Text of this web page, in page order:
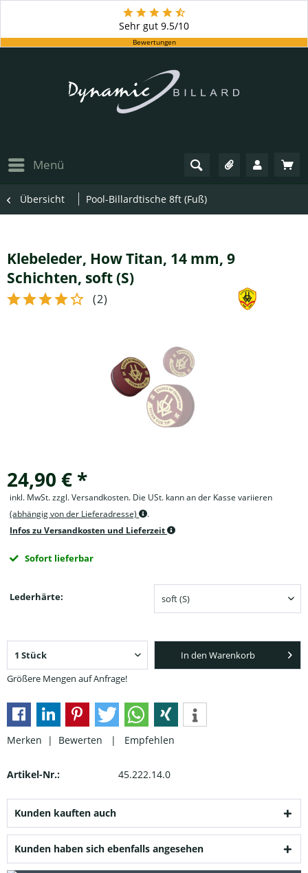
Sehr gut 9.5/10
Bewertungen
Menü
Übersicht Pool-Billardtische 8ft (Fuß)
Klebeleder, How Titan, 14 mm, 9
Schichten, soft (S)
(2)
24,90 € *
inkl. MwSt. zzgl. Versandkosten. Die USt. kann an der Kasse variieren
(abhängig von der Lieferadresse)
.
Infos zu Versandkosten und Lieferzeit
Sofort lieferbar
Lederhärte:
Größere Mengen auf Anfrage!
In den Warenkorb
Merken | Bewerten | Empfehlen
Artikel-Nr.: 45.222.14.0
Kunden kauften auch
Kunden haben sich ebenfalls angesehen